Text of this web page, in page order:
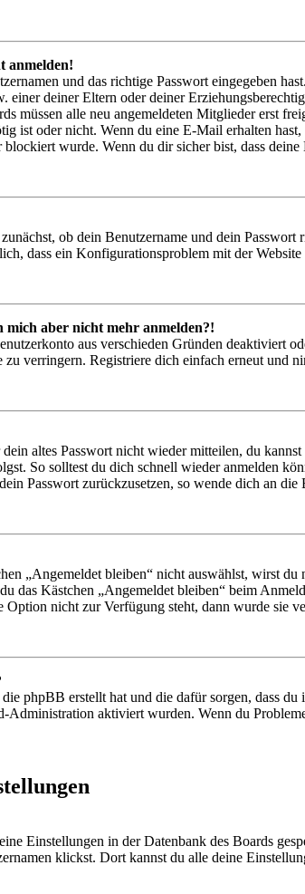
anmelden!
und das richtige Passwort eingegeben
einer deiner Eltern oder deiner
müssen alle neu angemeldeten Mitglieder erst
ist oder nicht. Wenn du eine E-Mail erhalten
wurde. Wenn du dir sicher bist, dass
ob dein Benutzername und dein
dass ein Konfigurationsproblem mit der
aber nicht mehr anmelden?!
aus verschieden Gründen deaktiviert
zu verringern. Registriere dich einfach erneut und
altes Passwort nicht wieder mitteilen, du
So solltest du dich schnell wieder anmelden
Passwort zurückzusetzen, so wende dich an
„Angemeldet bleiben“ nicht auswählst, wirst
das Kästchen „Angemeldet bleiben“ beim
Option nicht zur Verfügung steht, dann wurde sie
phpBB erstellt hat und die dafür sorgen, dass
Administration aktiviert wurden. Wenn du
Einstellungen in der Datenbank des Boards
klickst. Dort kannst du alle deine